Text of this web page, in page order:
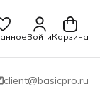
ВойтиКорзина
client@basicpro.ru